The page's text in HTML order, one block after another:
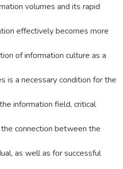
volumes and its rapid
effectively becomes more
of information culture as a
is a necessary condition for the
information field, critical
connection between the
as well as for successful